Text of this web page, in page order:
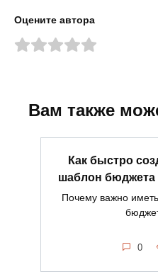
Оцените автора
Вам также
Как быстро
шаблон бюджета
Почему важно
0